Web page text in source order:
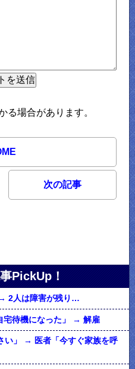
る場合があります。
次の記事
PickUp！
2人は障害が残り…
宅待機になった」 → 解雇
い」 → 医者「今すぐ家族を呼